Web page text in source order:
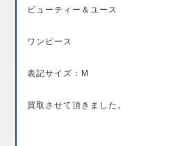
ビューティー＆ユース
ワンピース
表記サイズ：M
買取させて頂きました。